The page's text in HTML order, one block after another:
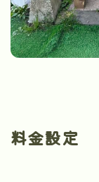
料金設定